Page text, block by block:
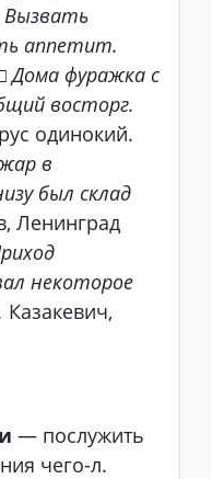
Вызвать
аппетит.
Дома фуражка с
восторг.
одинокий.
в
был склад
Ленинград
некоторое
Казакевич,
— послужить
чего-л.